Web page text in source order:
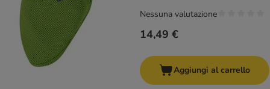
14,49 €
Nessuna valutazione
Aggiungi al carrello